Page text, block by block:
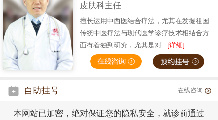
皮肤科主任
擅长运用中西医结合疗法，尤其在发掘祖国
传统中医疗法与现代医学诊疗技术相结合方
面有着独到研究，尤其是对...[详细]
自助挂号 在线咨询
本网站已加密，绝对保证您的隐私安全，就诊前通过